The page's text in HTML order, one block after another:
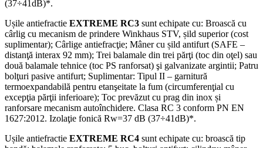
(37÷41dB)*.
Ușile antiefractie EXTREME RC3 sunt echipate cu: Broască cu
cârlig cu mecanism de prindere Winkhaus STV, șild superior (cost
suplimentar); Cârlige antiefracţie; Mâner cu șild antifurt (SAFE –
distanţă interax 92 mm); Trei balamale din trei părţi (toc din oţel) sau
două balamale tehnice (toc PS ranforsat) şi galvanizate argintii; Patru
bolţuri pasive antifurt; Suplimentar: Tipul II – garnitură
termoexpandabilă pentru etanşeitate la fum (circumferenţial cu
excepţia părţii inferioare); Toc prevăzut cu prag din inox și
ranforsare mecanism autoînchidere. Clasa RC 3 conform PN EN
1627:2012. Izolaţie fonică Rw=37 dB (37÷41dB)*.
Ușile antiefractie EXTREME RC4 sunt echipate cu: broască tip